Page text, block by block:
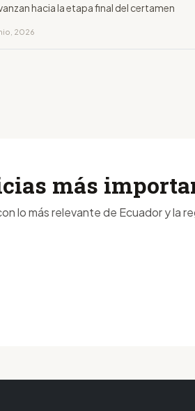
hacia la etapa final del certamen
2026
más
lo más relevante de Ecuador y la